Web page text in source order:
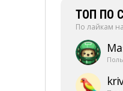
ТОП ПО
По лайкам